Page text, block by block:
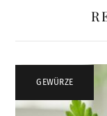
GEWÜRZE